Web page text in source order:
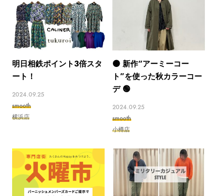
明日相鉄ポイント3倍スタ
ート！
2024.09.25
smooth
横浜店
🟤 新作“アーミーコー
ト”を使った秋カラーコー
デ 🟢
2024.09.25
smooth
小樽店